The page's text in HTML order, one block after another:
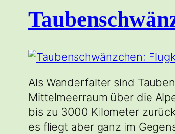
Als Wanderfalter sind
Mittelmeerraum über die
bis zu 3000 Kilometer
es fliegt aber ganz im